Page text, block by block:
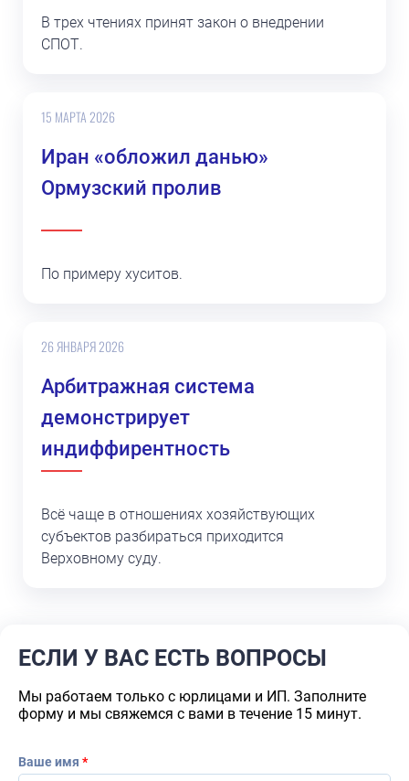
В трех чтениях принят закон о внедрении
СПОТ.
15 МАРТА 2026
Иран «обложил данью»
Ормузский пролив
По примеру хуситов.
26 ЯНВАРЯ 2026
Арбитражная система
демонстрирует
индиффирентность
Всё чаще в отношениях хозяйствующих
субъектов разбираться приходится
Верховному суду.
ЕСЛИ У ВАС ЕСТЬ ВОПРОСЫ
Мы работаем только с юрлицами и ИП. Заполните
форму и мы свяжемся с вами в течение 15 минут.
Ваше имя *